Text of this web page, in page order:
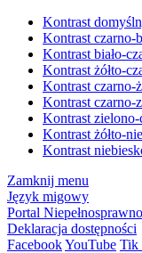
Kontrast
Kontrast czarno-
Kontrast biało-
Kontrast żółto-
Kontrast czarno-
Kontrast czarno-
Kontrast zielono-
Kontrast żółto-
Kontrast
Zamknij menu
Język migowy
Portal
Deklaracja dostępności
FacebookYouTube Tik